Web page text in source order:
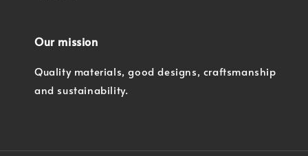
Our mission
Quality materials, good designs, craftsmanship
and sustainability.